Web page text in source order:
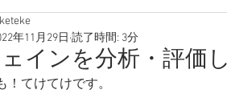
金編
交換副将 ランキング
インを分析・評価
年11月29日 読了時間: 3分
！てけてけです。